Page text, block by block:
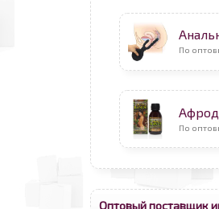
По
По
Оптовый поставщик